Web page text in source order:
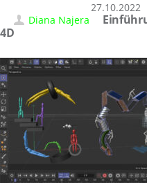
27.10.2022
Diana Najera
4D